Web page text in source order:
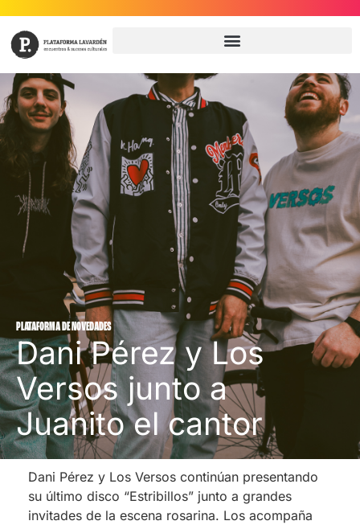
PLATAFORMA DE NOVEDADES
Dani Pérez y Los
Versos junto a
Juanito el cantor
Dani Pérez y Los Versos continúan presentando
su último disco “Estribillos” junto a grandes
invitades de la escena rosarina. Los acompaña